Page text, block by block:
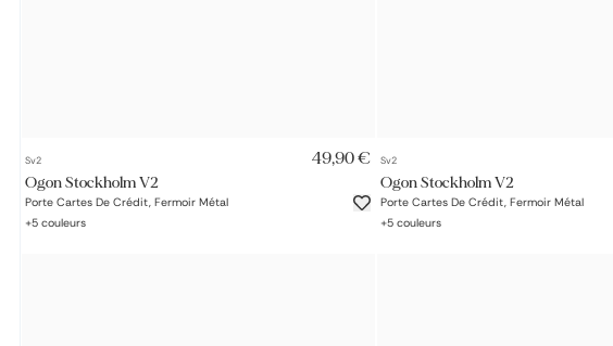
Sv2 49,90 €
Ogon Stockholm V2
Porte Cartes De Crédit, Fermoir Métal
+5 couleurs
Sv2
Ogon Stockholm V2
Porte Cartes De Crédit, Fermoir Métal
+5 couleurs